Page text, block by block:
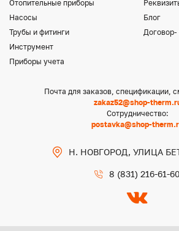
Отопительные приборы
Насосы
Трубы и фитинги
Инструмент
Приборы учета
Блог
Договор-
Почта для заказов, спецификации,
zakaz52@shop-
Сотрудничество:
postavka@shop-
Н. НОВГОРОД, УЛИЦА
8 (831) 216-61-60